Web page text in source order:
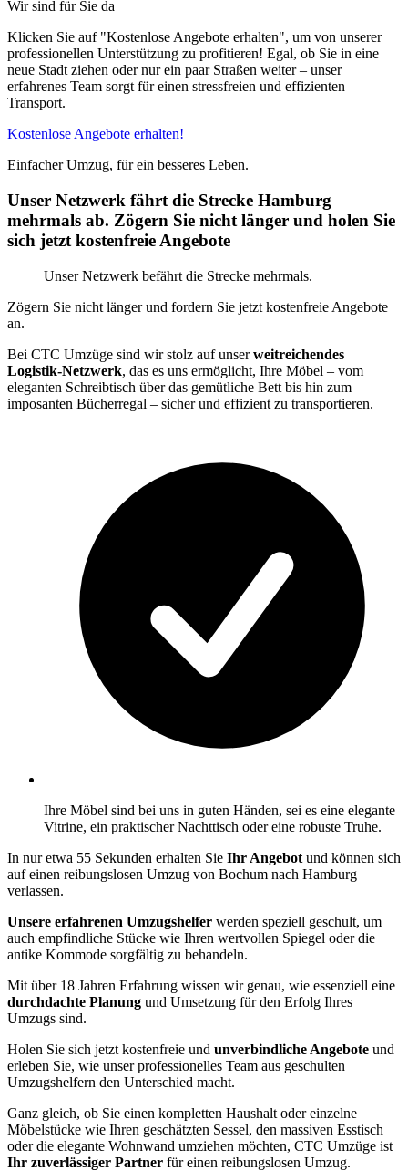
Wir sind für Sie da
Klicken Sie auf "Kostenlose Angebote erhalten", um von unserer
professionellen Unterstützung zu profitieren! Egal, ob Sie in eine
neue Stadt ziehen oder nur ein paar Straßen weiter – unser
erfahrenes Team sorgt für einen stressfreien und effizienten
Transport.
Kostenlose Angebote erhalten!
Einfacher Umzug, für ein besseres Leben.
Unser Netzwerk fährt die Strecke Hamburg
mehrmals ab. Zögern Sie nicht länger und holen Sie
sich jetzt kostenfreie Angebote
Unser Netzwerk befährt die Strecke mehrmals.
Zögern Sie nicht länger und fordern Sie jetzt kostenfreie Angebote
an.
Bei CTC Umzüge sind wir stolz auf unserweitreichendes
Logistik-Netzwerk, das es uns ermöglicht, Ihre Möbel – vom
eleganten Schreibtisch über das gemütliche Bett bis hin zum
imposanten Bücherregal – sicher und effizient zu transportieren.
Ihre Möbel sind bei uns in guten Händen, sei es eine elegante
Vitrine, ein praktischer Nachttisch oder eine robuste Truhe.
In nur etwa 55 Sekunden erhalten Sie Ihr Angebot und können sich
auf einen reibungslosen Umzug von Bochum nach Hamburg
verlassen.
Unsere erfahrenen Umzugshelfer werden speziell geschult, um
auch empfindliche Stücke wie Ihren wertvollen Spiegel oder die
antike Kommode sorgfältig zu behandeln.
Mit über 18 Jahren Erfahrung wissen wir genau, wie essenziell eine
durchdachte Planung und Umsetzung für den Erfolg Ihres
Umzugs sind.
Holen Sie sich jetzt kostenfreie und unverbindliche Angebote und
erleben Sie, wie unser professionelles Team aus geschulten
Umzugshelfern den Unterschied macht.
Ganz gleich, ob Sie einen kompletten Haushalt oder einzelne
Möbelstücke wie Ihren geschätzten Sessel, den massiven Esstisch
oder die elegante Wohnwand umziehen möchten, CTC Umzüge ist
Ihr zuverlässiger Partner für einen reibungslosen Umzug.